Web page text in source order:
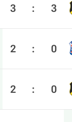
3 : 3
2 : 0
2 : 0